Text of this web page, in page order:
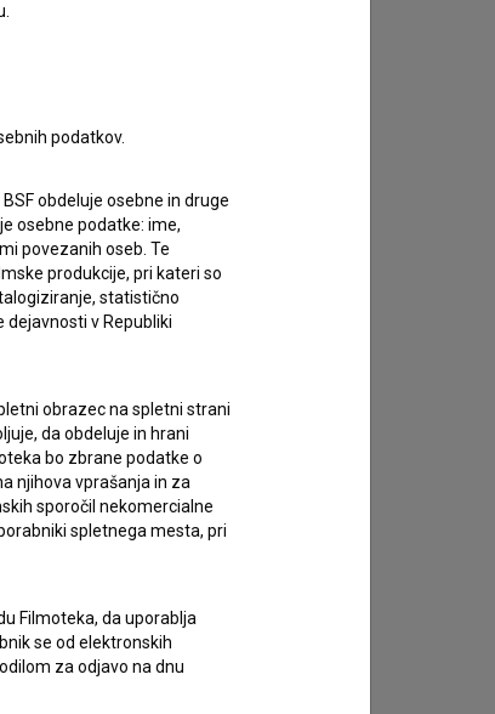
podatkov.
obdeluje osebne in druge
osebne podatke: ime,
povezanih oseb. Te
produkcije, pri kateri so
statistično
v Republiki
obrazec na spletni strani
da obdeluje in hrani
bo zbrane podatke o
njihova vprašanja in za
sporočil nekomercialne
spletnega mesta, pri
Filmoteka, da uporablja
se od elektronskih
za odjavo na dnu